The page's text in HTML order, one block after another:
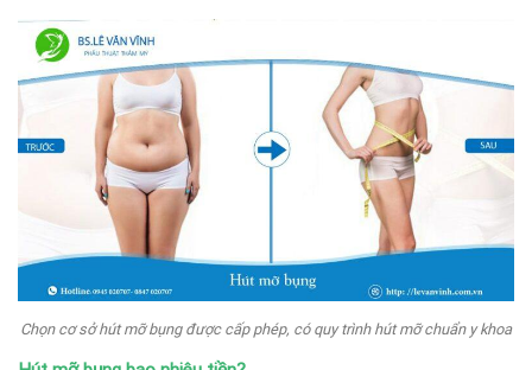
Chọn cơ sở hút mỡ bụng được cấp phép, có quy trình hút mỡ chuẩn y khoa